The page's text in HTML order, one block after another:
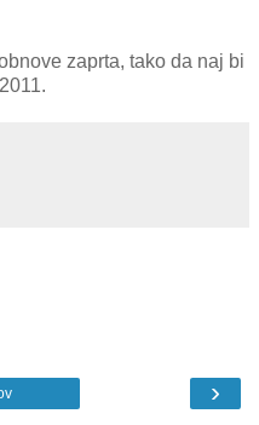
zaprta, tako da naj bi
›